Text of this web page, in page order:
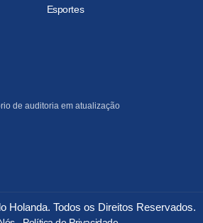
Esportes
de auditoria em atualização
Holanda. Todos os Direitos Reservados.